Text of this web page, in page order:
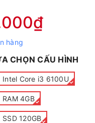
hàng
CHỌN CẤU HÌNH
Intel Core i3 6100U
RAM 4GB
SSD 120GB